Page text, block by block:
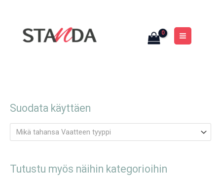
sisältöön
MENU
Suodata käyttäen
Mikä tahansa Vaatteen tyyppi
Tutustu myös näihin kategorioihin